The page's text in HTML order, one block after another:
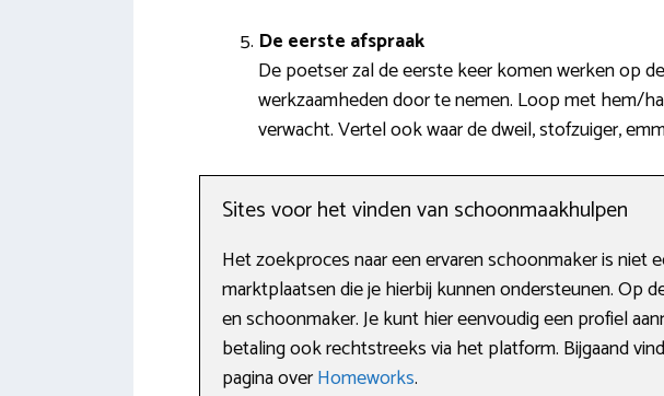
De eerste afspraak
De poetser zal de eerste keer komen werken op
werkzaamheden door te nemen. Loop met hem/
verwacht. Vertel ook waar de dweil, stofzuiger,
Sites voor het vinden van schoonmaakhulpen
Het zoekproces naar een ervaren schoonmaker is niet
marktplaatsen die je hierbij kunnen ondersteunen. Op
en schoonmaker. Je kunt hier eenvoudig een profiel
betaling ook rechtstreeks via het platform. Bijgaand
pagina overHomeworks.